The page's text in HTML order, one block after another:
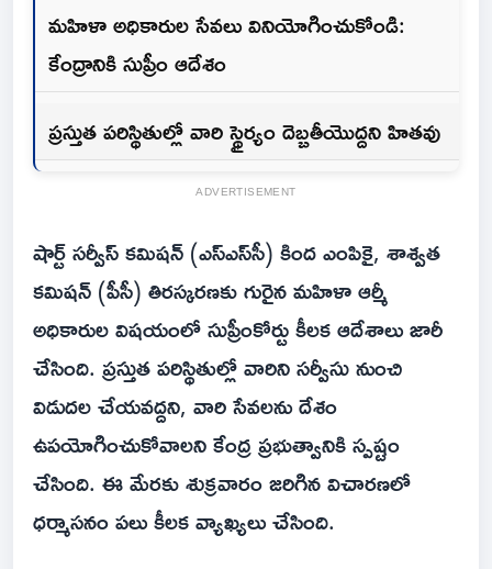
మహిళా అధికారుల సేవలు వినియోగించుకోండి:
కేంద్రానికి సుప్రీం ఆదేశం
ప్రస్తుత పరిస్థితుల్లో వారి స్థైర్యం దెబ్బతీయొద్దని హితవు
ADVERTISEMENT
షార్ట్ సర్వీస్ కమిషన్ (ఎస్‌ఎస్‌సీ) కింద ఎంపికై, శాశ్వత
కమిషన్ (పీసీ) తిరస్కరణకు గురైన మహిళా ఆర్మీ
అధికారుల విషయంలో సుప్రీంకోర్టు కీలక ఆదేశాలు జారీ
చేసింది. ప్రస్తుత పరిస్థితుల్లో వారిని సర్వీసు నుంచి
విడుదల చేయవద్దని, వారి సేవలను దేశం
ఉపయోగించుకోవాలని కేంద్ర ప్రభుత్వానికి స్పష్టం
చేసింది. ఈ మేరకు శుక్రవారం జరిగిన విచారణలో
ధర్మాసనం పలు కీలక వ్యాఖ్యలు చేసింది.